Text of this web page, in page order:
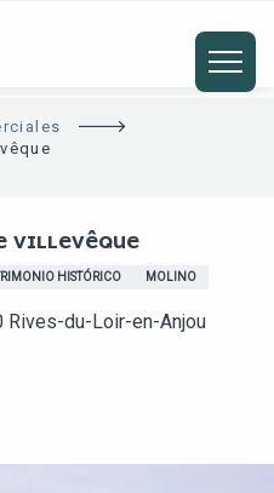
VILLEVÊQUE
HISTÓRICO MOLINO
Rives-du-Loir-en-Anjou